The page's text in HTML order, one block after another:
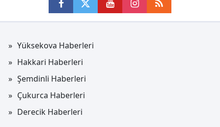
Yüksekova Haberleri
Hakkari Haberleri
Şemdinli Haberleri
Çukurca Haberleri
Derecik Haberleri